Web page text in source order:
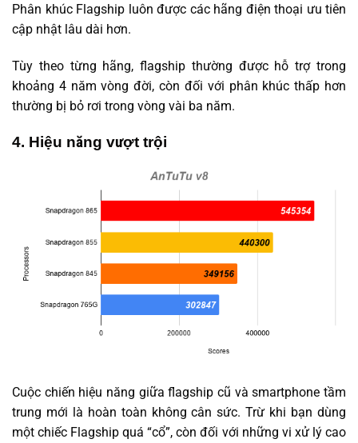
Phân khúc Flagship luôn được các hãng điện thoại ưu tiên
cập nhật lâu dài hơn.
Tùy theo từng hãng, flagship thường được hỗ trợ trong
khoảng 4 năm vòng đời, còn đối với phân khúc thấp hơn
thường bị bỏ rơi trong vòng vài ba năm.
4. Hiệu năng vượt trội
Cuộc chiến hiệu năng giữa flagship cũ và smartphone tầm
trung mới là hoàn toàn không cân sức. Trừ khi bạn dùng
một chiếc Flagship quá “cổ”, còn đối với những vi xử lý cao